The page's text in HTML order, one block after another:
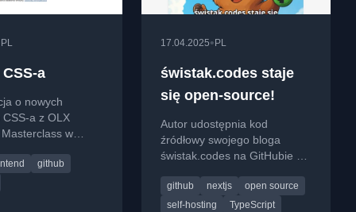
PL
a
o nowych
a z OLX
w
github
17.04.2025• PL
świstak.codes staje
się open‑source!
Autor udostępnia kod
źródłowy swojego bloga
świstak.codes na GitHubie na
projektu.
github nextjs
open source
self-hosting
TypeScript